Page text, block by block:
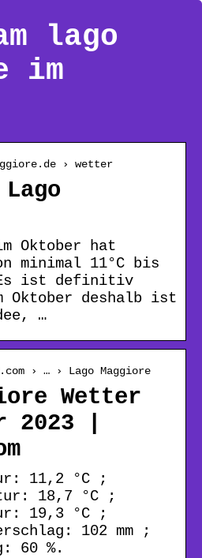
lago
im
› wetter
Oktober hat
minimal 11°C bis
Es ist definitiv
Oktober deshalb ist
…
› … › Lago Maggiore
Wetter
2023 |
11,2 °C ;
18,7 °C ;
19,3 °C ;
102 mm ;
60 %.